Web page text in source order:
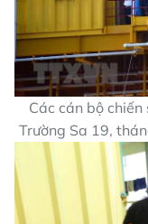
Các cán bộ
Trường Sa 19,